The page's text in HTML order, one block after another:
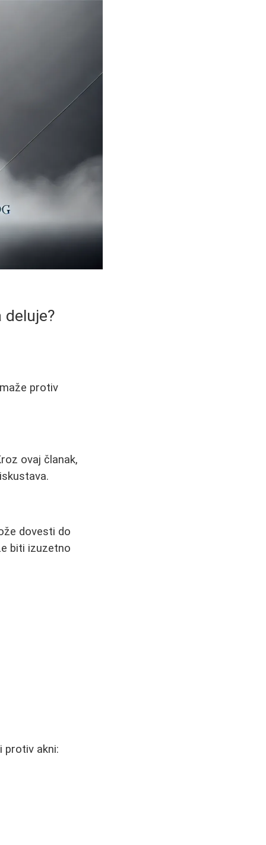
deluje?
protiv
ovaj članak,
dovesti do
biti izuzetno
protiv akni: